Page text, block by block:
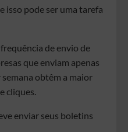
isso pode ser uma tarefa
de envio de
que enviam apenas
obtêm a maior
cliques.
enviar seus boletins